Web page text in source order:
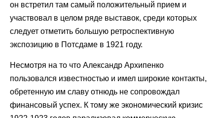
он встретил там самый положительный прием и
участвовал в целом ряде выставок, среди которых
следует отметить большую ретроспективную
экспозицию в Потсдаме в 1921 году.
Несмотря на то что Александр Архипенко
пользовался известностью и имел широкие контакты,
обретенную им славу отнюдь не сопровождал
финансовый успех. К тому же экономический кризис